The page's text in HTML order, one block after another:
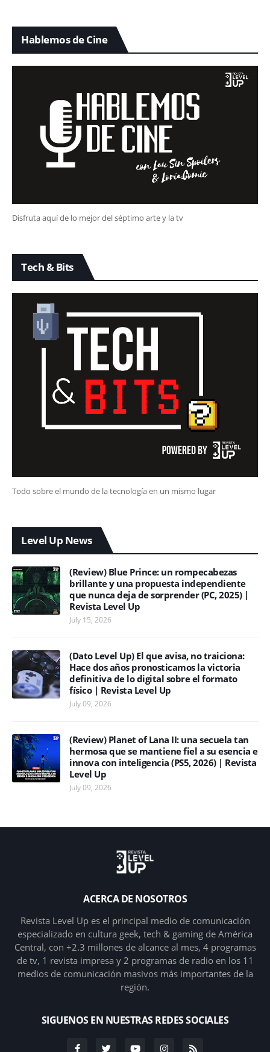
Hablemos de Cine
Disfruta aquí de lo mejor del séptimo arte y la tv
Tech & Bits
Todo sobre el mundo de la tecnología en un mismo lugar
Level Up News
(Review) Blue Prince: un rompecabezas
brillante y una propuesta independiente
que nunca deja de sorprender (PC, 2025) |
Revista Level Up
July 15, 2026
(Dato Level Up) El que avisa, no traiciona:
Hace dos años pronosticamos la victoria
definitiva de lo digital sobre el formato
físico | Revista Level Up
July 09, 2026
(Review) Planet of Lana II: una secuela tan
hermosa que se mantiene fiel a su esencia e
innova con inteligencia (PS5, 2026) | Revista
Level Up
July 09, 2026
ACERCA DE NOSOTROS
Revista Level Up es el principal medio de comunicación
especializado en cultura geek, tech & gaming de América
Central, con +2.3 millones de alcance al mes, 4 programas
de tv, 1 revista impresa y 2 programas de radio en los 11
medios de comunicación masivos más importantes de la
región.
SIGUENOS EN NUESTRAS REDES SOCIALES